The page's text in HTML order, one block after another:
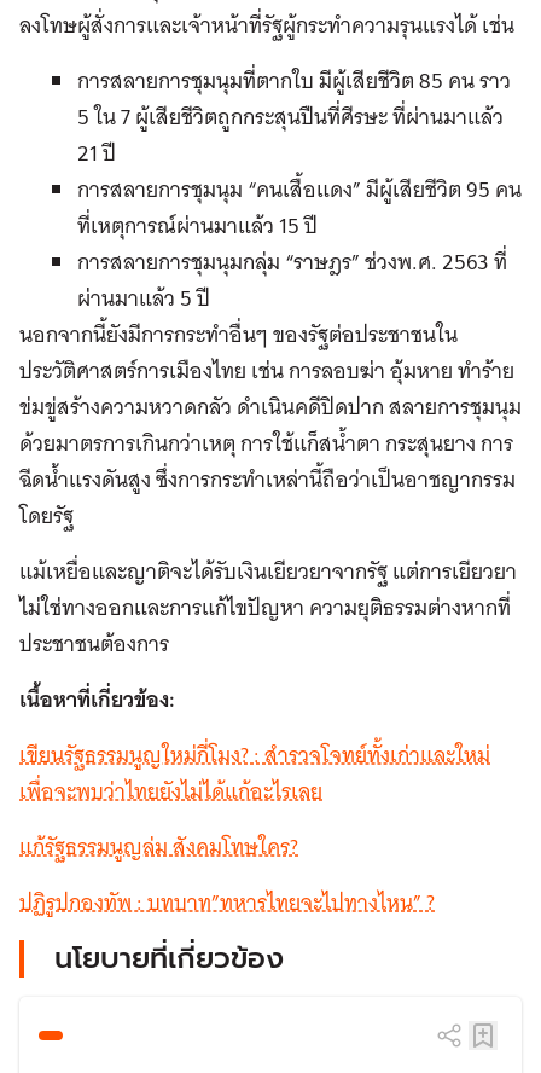
ลงโทษผู้สั่งการและเจ้าหน้าที่รัฐผู้กระทำความรุนแรงได้ เช่น
การสลายการชุมนุมที่ตากใบ มีผู้เสียชีวิต 85 คน ราว
5 ใน 7 ผู้เสียชีวิตถูกกระสุนปืนที่ศีรษะ ที่ผ่านมาแล้ว
21 ปี
การสลายการชุมนุม “คนเสื้อแดง” มีผู้เสียชีวิต 95 คน
ที่เหตุการณ์ผ่านมาแล้ว 15 ปี
การสลายการชุมนุมกลุ่ม “ราษฎร” ช่วงพ.ศ. 2563 ที่
ผ่านมาแล้ว 5 ปี
นอกจากนี้ยังมีการกระทำอื่นๆ ของรัฐต่อประชาชนใน
ประวัติศาสตร์การเมืองไทย เช่น การลอบฆ่า อุ้มหาย ทำร้าย
ข่มขู่สร้างความหวาดกลัว ดำเนินคดีปิดปาก สลายการชุมนุม
ด้วยมาตรการเกินกว่าเหตุ การใช้แก็สน้ำตา กระสุนยาง การ
ฉีดน้ำแรงดันสูง ซึ่งการกระทำเหล่านี้ถือว่าเป็นอาชญากรรม
โดยรัฐ
แม้เหยื่อและญาติจะได้รับเงินเยียวยาจากรัฐ แต่การเยียวยา
ไม่ใช่ทางออกและการแก้ไขปัญหา ความยุติธรรมต่างหากที่
ประชาชนต้องการ
เนื้อหาที่เกี่ยวข้อง:
เขียนรัฐธรรมนูญใหม่กี่โมง? : สำรวจโจทย์ทั้งเก่าและใหม่
เพื่อจะพบว่าไทยยังไม่ได้แก้อะไรเลย
แก้รัฐธรรมนูญล่ม สังคมโทษใคร?
ปฏิรูปกองทัพ : บทบาท”ทหารไทยจะไปทางไหน” ?
นโยบายที่เกี่ยวข้อง